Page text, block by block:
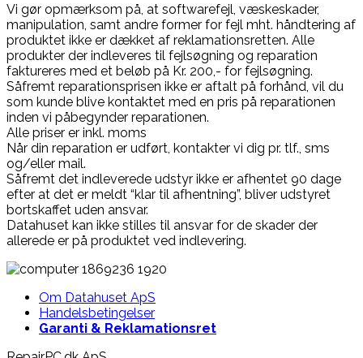
Vi gør opmærksom på, at softwarefejl, væskeskader,
manipulation, samt andre former for fejl mht. håndtering af
produktet ikke er dækket af reklamationsretten. Alle
produkter der indleveres til fejlsøgning og reparation
faktureres med et beløb på Kr. 200,- for fejlsøgning.
Såfremt reparationsprisen ikke er aftalt på forhånd, vil du
som kunde blive kontaktet med en pris på reparationen
inden vi påbegynder reparationen.
Alle priser er inkl. moms
Når din reparation er udført, kontakter vi dig pr. tlf., sms
og/eller mail.
Såfremt det indleverede udstyr ikke er afhentet 90 dage
efter at det er meldt “klar til afhentning”, bliver udstyret
bortskaffet uden ansvar.
Datahuset kan ikke stilles til ansvar for de skader der
allerede er på produktet ved indlevering.
Om Datahuset ApS
Handelsbetingelser
Garanti & Reklamationsret